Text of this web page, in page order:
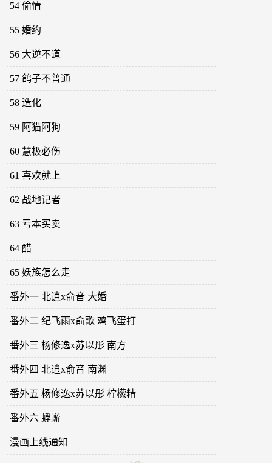
54 偷情
55 婚约
56 大逆不道
57 鸽子不普通
58 造化
59 阿猫阿狗
60 慧极必伤
61 喜欢就上
62 战地记者
63 亏本买卖
64 醋
65 妖族怎么走
番外一 北逍x俞音 大婚
番外二 纪飞雨x俞歌 鸡飞蛋打
番外三 杨修逸x苏以彤 南方
番外四 北逍x俞音 南渊
番外五 杨修逸x苏以彤 柠檬精
番外六 蜉蝣
漫画上线通知